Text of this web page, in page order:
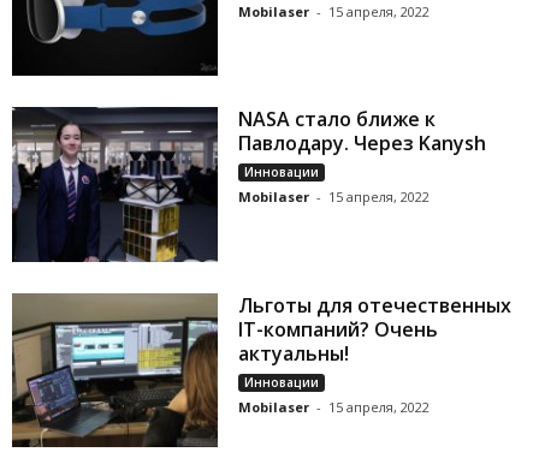
Mobilaser - 15 апреля, 2022
NASA стало ближе к
Павлодару. Через Kanysh
Инновации
Mobilaser - 15 апреля, 2022
Льготы для отечественных
IT-компаний? Очень
актуальны!
Инновации
Mobilaser - 15 апреля, 2022